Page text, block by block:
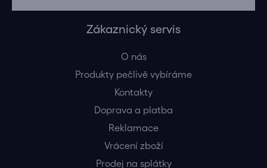
Zákaznický servis
O nás
Produkty pečlivě vybíráme
Kontakty
Doprava a platba
Reklamace
Vrácení zboží
Prodej na splátky